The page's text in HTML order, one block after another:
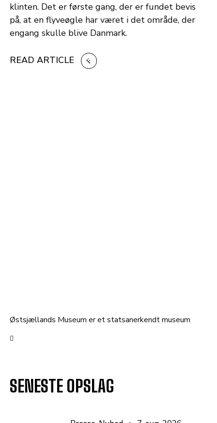
klinten. Det er første gang, der er fundet bevis
på, at en flyveøgle har været i det område, der
engang skulle blive Danmark.
READ ARTICLE
Østsjællands Museum er et statsanerkendt museum
SENESTE OPSLAG